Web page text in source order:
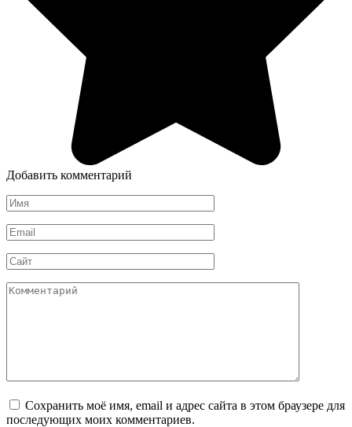
Добавить комментарий
Имя
*
Email
*
Сайт
Комментарий
Сохранить моё имя, email и адрес сайта в этом браузере для
последующих моих комментариев.